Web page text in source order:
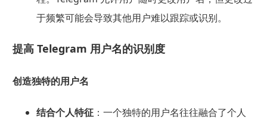
于频繁可能会导致其他用户难以跟踪或识别。
提高 Telegram 用户名的识别度
创造独特的用户名
结合个人特征：一个独特的用户名往往融合了个人